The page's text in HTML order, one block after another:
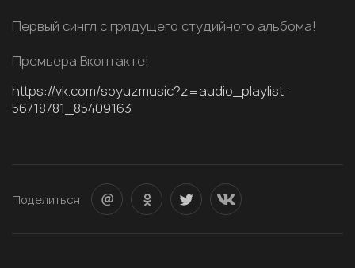
Первый сингл с грядущего студийного альбома!
Премьера Вконтакте!
https://vk.com/soyuzmusic?z=audio_playlist-
56718781_85409163
Поделиться: